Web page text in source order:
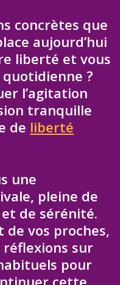
concrètes que
aujourd’hui
liberté et vous
quotidienne ?
l’agitation
tranquille
de liberté
une
pleine de
de sérénité.
de vos proches,
sur
pour